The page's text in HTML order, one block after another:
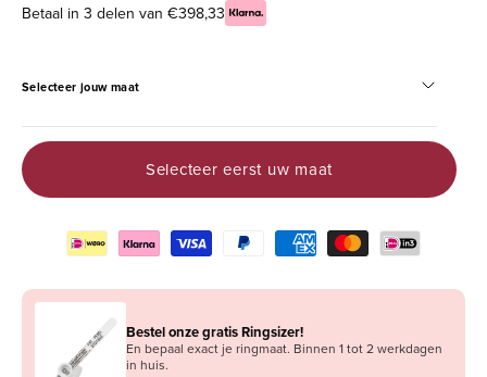
Betaal in 3 delen van €398,33
Selecteer jouw maat
Selecteer eerst uw maat
Bestel onze gratis Ringsizer!
En bepaal exact je ringmaat. Binnen 1 tot 2 werkdagen
in huis.